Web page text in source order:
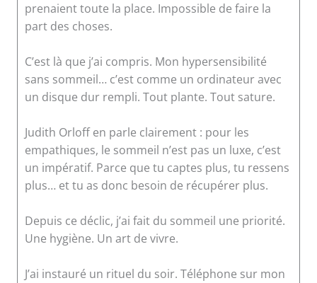
prenaient toute la place. Impossible de faire la
part des choses.
C’est là que j’ai compris. Mon hypersensibilité
sans sommeil… c’est comme un ordinateur avec
un disque dur rempli. Tout plante. Tout sature.
Judith Orloff en parle clairement : pour les
empathiques, le sommeil n’est pas un luxe, c’est
un impératif. Parce que tu captes plus, tu ressens
plus… et tu as donc besoin de récupérer plus.
Depuis ce déclic, j’ai fait du sommeil une priorité.
Une hygiène. Un art de vivre.
J’ai instauré un rituel du soir. Téléphone sur mon